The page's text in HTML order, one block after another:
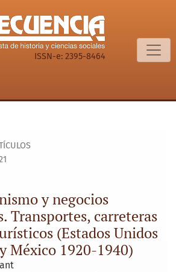
negocios binacionales. Transportes,
ISSN-e: 2395-8464
y negocios
Transportes, carreteras
(Estados Unidos
México 1920-1940)